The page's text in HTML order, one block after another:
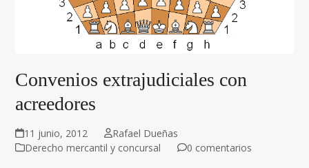
Convenios extrajudiciales con
acreedores
11 junio, 2012
Rafael Dueñas
Derecho mercantil y concursal
0 comentarios